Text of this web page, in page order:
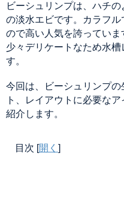
ビーシュリンプは、ハチ
の淡水エビです。カラフ
ので高い人気を誇ってい
少々デリケートなため水
す。
今回は、ビーシュリンプ
ト、レイアウトに必要な
紹介します。
目次 [開く ]